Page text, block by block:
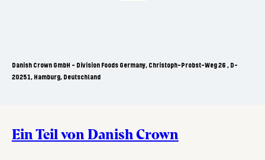
Danish Crown GmbH - Division Foods Germany, Christoph-Probst-Weg 26 , D-
20251, Hamburg, Deutschland
Ein Teil von Danish Crown